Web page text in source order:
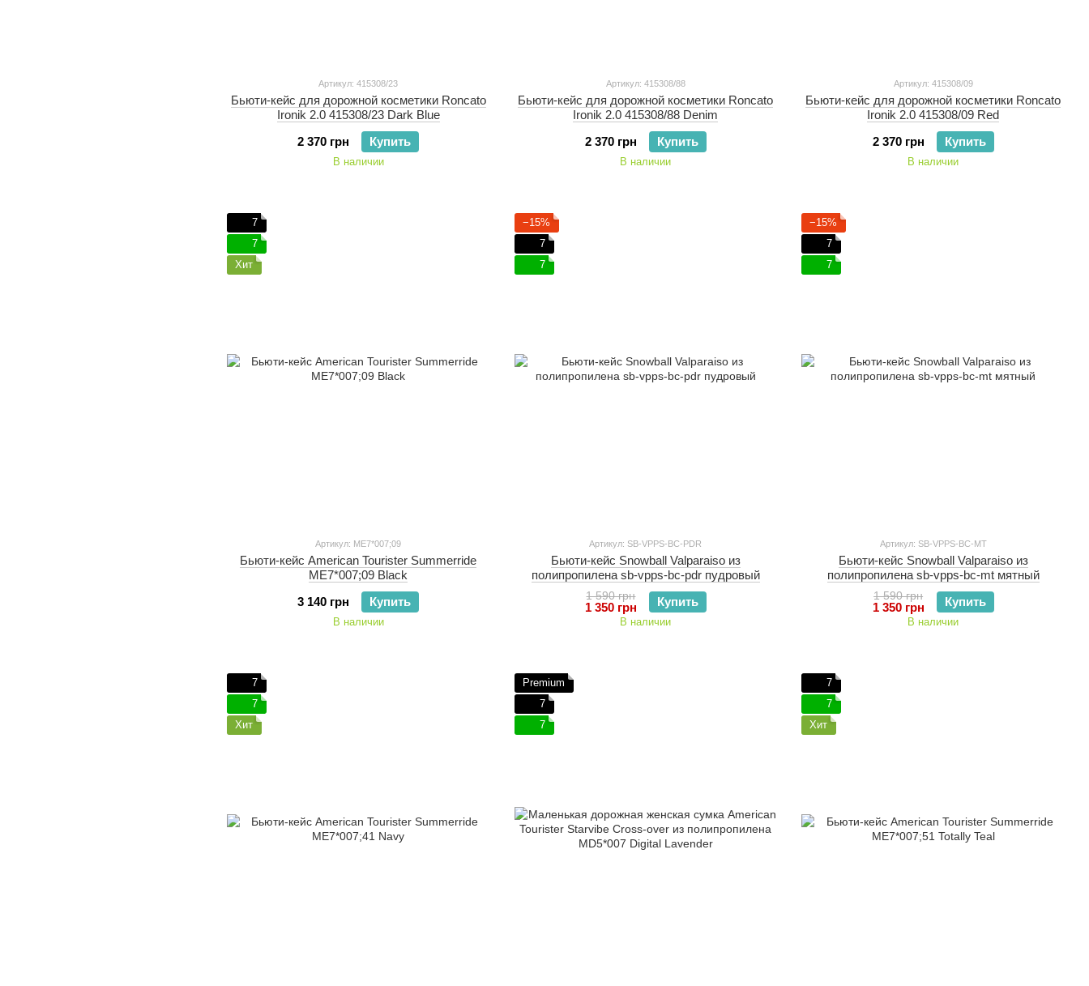
Артикул: 415308/23
Бьюти-кейс для дорожной косметики Roncato
Ironik 2.0 415308/23 Dark Blue
2 370 грн
Купить
В наличии
Артикул: 415308/88
Бьюти-кейс для дорожной косметики Roncato
Ironik 2.0 415308/88 Denim
2 370 грн
Купить
В наличии
Артикул: 415308/09
Бьюти-кейс для дорожной косметики Roncato
Ironik 2.0 415308/09 Red
2 370 грн
Купить
В наличии
7
7
Хит
Артикул: ME7*007;09
Бьюти-кейс American Tourister Summerride
ME7*007;09 Black
3 140 грн
Купить
В наличии
−15%
7
7
Артикул: SB-VPPS-BC-PDR
Бьюти-кейс Snowball Valparaiso из
полипропилена sb-vpps-bc-pdr пудровый
1 590 грн
1 350 грн Купить
В наличии
−15%
7
7
Артикул: SB-VPPS-BC-MT
Бьюти-кейс Snowball Valparaiso из
полипропилена sb-vpps-bc-mt мятный
1 590 грн
1 350 грн Купить
В наличии
7
7
Хит
Premium
7
7
7
7
Хит